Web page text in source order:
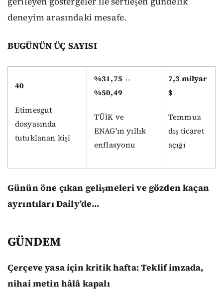
deneyim arasındaki mesafe.
BUGÜNÜN ÜÇ SAYISI
40
Etimesgut
dosyasında
tutuklanan kişi
%31,75 ↔
%50,49
TÜİK ve
ENAG’ın yıllık
enflasyonu
7,3 milyar
$
Temmuz
dış ticaret
açığı
Günün öne çıkan gelişmeleri ve gözden kaçan
ayrıntıları Daily’de…
GÜNDEM
Çerçeve yasa için kritik hafta: Teklif imzada,
nihai metin hâlâ kapalı